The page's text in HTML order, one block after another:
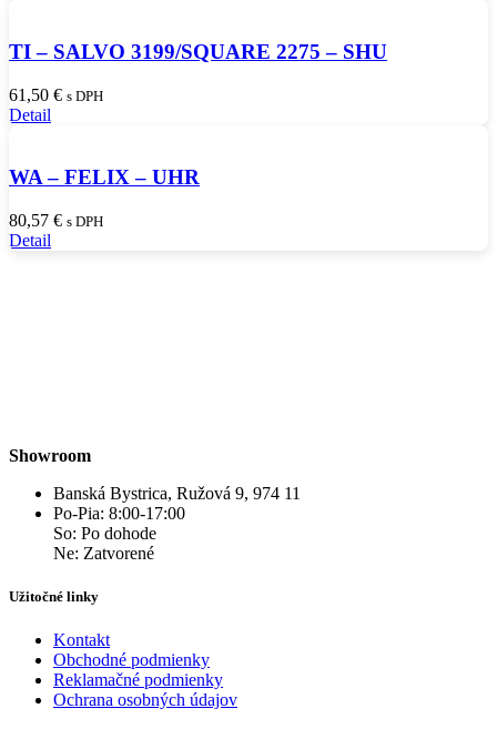
TI – SALVO 3199/SQUARE 2275 – SHU
61,50 € s DPH
Detail
WA – FELIX – UHR
80,57 € s DPH
Detail
Showroom
Banská Bystrica, Ružová 9, 974 11
Po-Pia: 8:00-17:00
So: Po dohode
Ne: Zatvorené
Užitočné linky
Kontakt
Obchodné podmienky
Reklamačné podmienky
Ochrana osobných údajov